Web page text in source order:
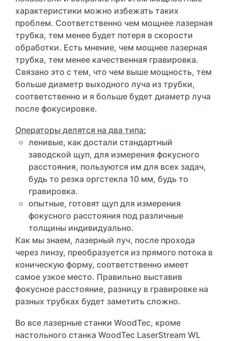
характеристики можно избежать таких
проблем. Соответственно чем мощнее лазерная
трубка, тем менее будет потеря в скорости
обработки. Есть мнение, чем мощнее лазерная
трубка, тем менее качественная гравировка.
Связано это с тем, что чем выше мощность, тем
больше диаметр выходного луча из трубки,
соответственно и я больше будет диаметр луча
после фокусировке.
Операторы делятся на два типа:
ленивые, как достали стандартный
заводской щуп, для измерения фокусного
расстояния, пользуются им для всех задач,
будь то резка оргстекла 10 мм, будь то
гравировка.
опытные, готовят щуп для измерения
фокусного расстояния под различные
толщины индивидуально.
Как мы знаем, лазерный луч, после прохода
через линзу, преобразуется из прямого потока в
коническую форму, соответственно имеет
самое узкое место. Правильно выставив
фокусное расстояние, разницу в гравировке на
разных трубках будет заметить сложно.
Во все лазерные станки WoodTec, кроме
настольного станка WoodTec LaserStream WL